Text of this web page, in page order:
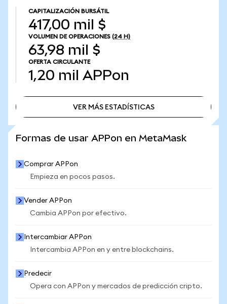
CAPITALIZACIÓN BURSÁTIL
417,00 mil $
VOLUMEN DE OPERACIONES (24 H)
63,98 mil $
OFERTA CIRCULANTE
1,20 mil APPon
VER MÁS ESTADÍSTICAS
Formas de usar APPon en MetaMask
Comprar APPon
Empieza en pocos pasos.
Vender APPon
Cambia APPon por efectivo.
Intercambiar APPon
Intercambia APPon en y entre blockchains.
Predecir
Opera con APPon y mercados de predicción cripto.